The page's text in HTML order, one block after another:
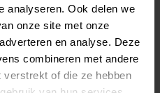
analyseren. Ook delen we
onze site met onze
en analyse. Deze
combineren met andere
verstrekt of die ze hebben
VAN TGI FRIDAYS